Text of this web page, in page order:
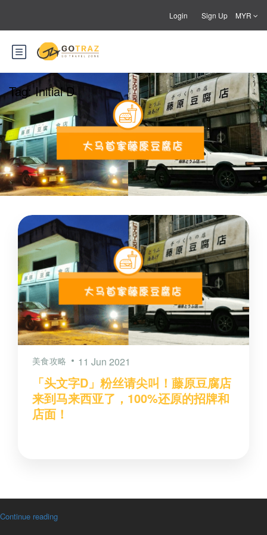
Login Sign Up MYR
Tag:Initial D
美食攻略 11 Jun 2021
「头文字D」粉丝请尖叫！藤原豆腐店
来到马来西亚了，100%还原的招牌和
店面！
Continue reading